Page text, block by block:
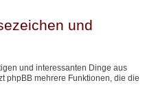
und
und interessanten Dinge aus
phpBB mehrere Funktionen, die die